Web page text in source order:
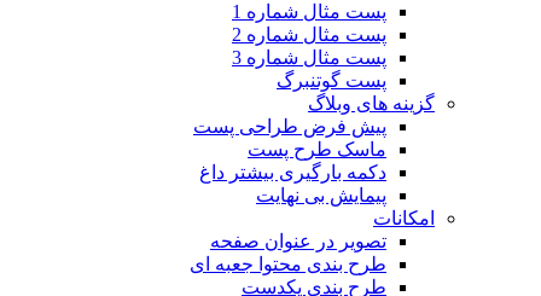
پست مثال شماره 1
پست مثال شماره 2
پست مثال شماره 3
پست گوتنبرگ
گزینه های وبلاگ
پیش فرض طراحی پست
ماسک طرح پست
دکمه بارگیری بیشتر داغ
پیمایش بی نهایت
امکانات
تصویر در عنوان صفحه
طرح بندی محتوا جعبه ای
طرح بندی یکدست